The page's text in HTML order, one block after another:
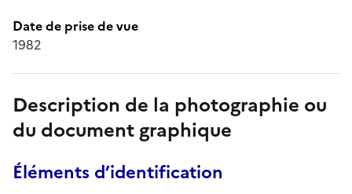
Date de prise de vue
1982
Description de la photographie ou
du document graphique
Éléments d’identification